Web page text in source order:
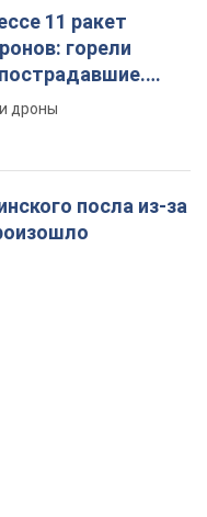
11 ракет
горели
дроны
посла из-за